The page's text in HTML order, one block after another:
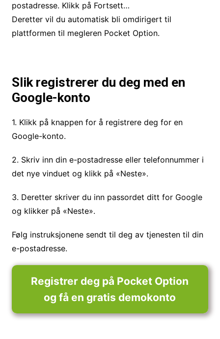
postadresse. Klikk på Fortsett…
Deretter vil du automatisk bli omdirigert til
plattformen til megleren Pocket Option.
Slik registrerer du deg med en
Google-konto
1. Klikk på knappen for å registrere deg for en
Google-konto.
2. Skriv inn din e-postadresse eller telefonnummer i
det nye vinduet og klikk på «Neste».
3. Deretter skriver du inn passordet ditt for Google
og klikker på «Neste».
Følg instruksjonene sendt til deg av tjenesten til din
e-postadresse.
Registrer deg på Pocket Option
og få en gratis demokonto